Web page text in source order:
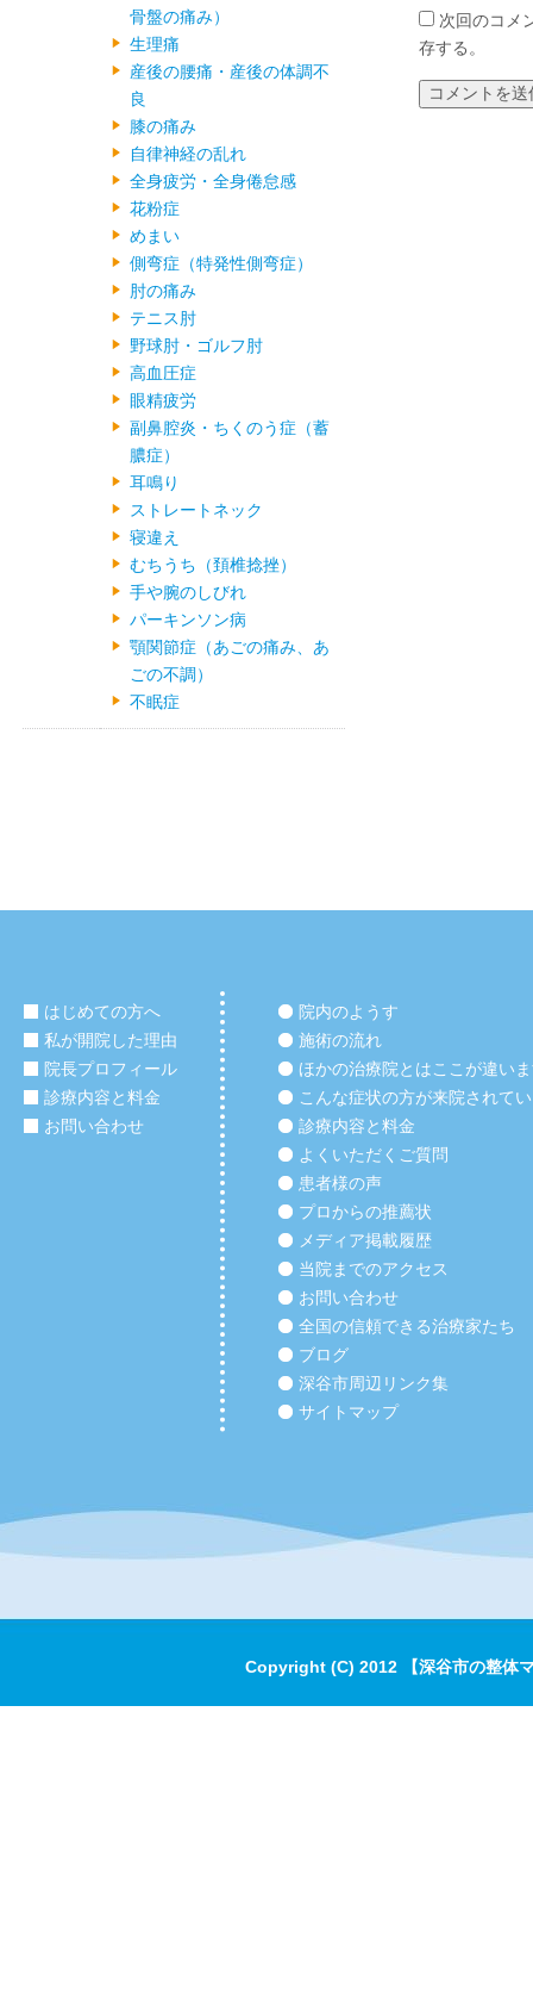
次回のコメ
存する。
骨盤の痛み）
生理痛
産後の腰痛・産後の体調不
良
膝の痛み
自律神経の乱れ
全身疲労・全身倦怠感
花粉症
めまい
側弯症（特発性側弯症）
肘の痛み
テニス肘
野球肘・ゴルフ肘
高血圧症
眼精疲労
副鼻腔炎・ちくのう症（蓄
膿症）
耳鳴り
ストレートネック
寝違え
むちうち（頚椎捻挫）
手や腕のしびれ
パーキンソン病
顎関節症（あごの痛み、あ
ごの不調）
不眠症
はじめての方へ
私が開院した理由
院長プロフィール
診療内容と料金
お問い合わせ
院内のようす
施術の流れ
ほかの治療院とはここが違い
こんな症状の方が来院されて
診療内容と料金
よくいただくご質問
患者様の声
プロからの推薦状
メディア掲載履歴
当院までのアクセス
お問い合わせ
全国の信頼できる治療家たち
ブログ
深谷市周辺リンク集
サイトマップ
Copyright (C) 2012 【深谷市の整体